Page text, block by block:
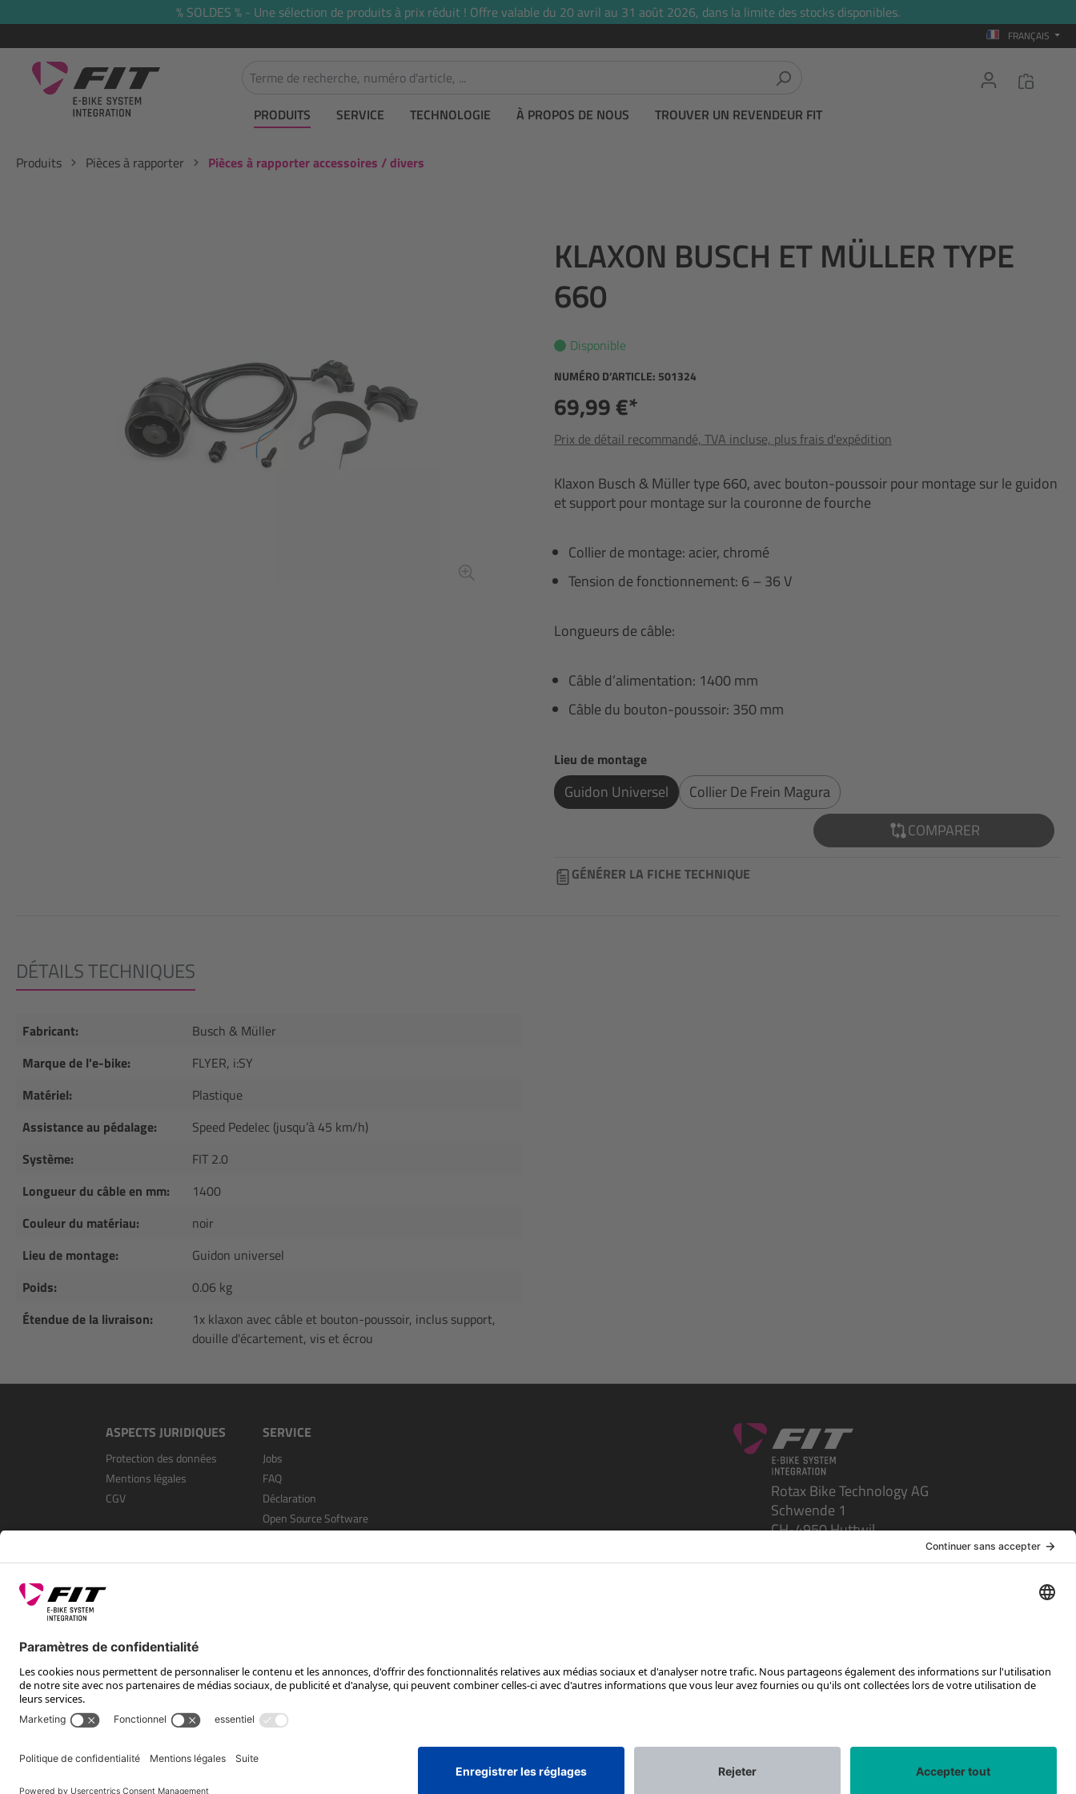
Passer à la navigation principale% SOLDES % - Une sélection de produits à prix réduit ! Offre valable du 20 avril au 31 août 2026, dans la limite des stocks disponibles.
FRANÇAIS
PRODUITS SERVICE TECHNOLOGIE À PROPOS DE NOUS TROUVER UN REVENDEUR FIT
Produits Pièces à rapporter Pièces à rapporter accessoires / divers
KLAXON BUSCH ET MÜLLER TYPE
660
Disponible
NUMÉRO D’ARTICLE: 501324
69,99 €*
Prix de détail recommandé, TVA incluse, plus frais d'expédition
Klaxon Busch & Müller type 660, avec bouton-poussoir pour montage sur le guidon
et support pour montage sur la couronne de fourche
Collier de montage: acier, chromé
Tension de fonctionnement: 6 – 36 V
Longueurs de câble:
Câble d’alimentation: 1400 mm
Câble du bouton-poussoir: 350 mm
Sélectionnez
Lieu de montage
Guidon Universel
Collier De Frein Magura
COMPARER
GÉNÉRER LA FICHE TECHNIQUE
DÉTAILS TECHNIQUES
Fabricant:
Busch & Müller
Marque de l'e-bike:
FLYER, i:SY
Matériel:
Plastique
Assistance au pédalage:
Speed Pedelec (jusqu’à 45 km/h)
Système:
FIT 2.0
Longueur du câble en mm:
1400
Couleur du matériau:
noir
Lieu de montage:
Guidon universel
Poids:
0.06 kg
Étendue de la livraison:
1x klaxon avec câble et bouton-poussoir, inclus support,
douille d'écartement, vis et écrou
ASPECTS JURIDIQUES
Protection des données
Mentions légales
CGV
SERVICE
Jobs
FAQ
Déclaration
Open Source Software
Rotax Bike Technology AG
Schwende 1
CH-4950 Huttwil
SUIS-NOUS SUR
*Prix conseillé avec TVA. Hors frais de transport